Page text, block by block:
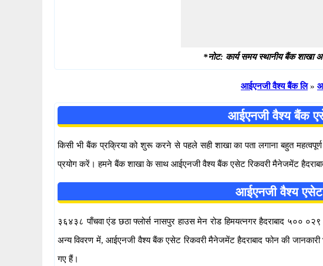
*नोट: कार्य समय स्थानीय बैंक शाखा
आईएनजी वैश्य बैंक लि »
आईएनजी वैश्य बैंक
किसी भी बैंक प्रक्रिया को शुरू करने से पहले सही शाखा का पता लगाना बहुत
प्रयोग करें। हमने बैंक शाखा के साथ आईएनजी वैश्य बैंक एसेट रिकवरी मैनेजमेंट
आईएनजी वैश्य एसेट
३६४३८ पाँचवा एंड छठा फ्लोर्स नासपुर हाउस मेन रोड हिमयत्नगर हैदराबाद ५००
अन्य विवरण में, आईएनजी वैश्य बैंक एसेट रिकवरी मैनेजमेंट हैदराबाद फोन की
गए हैं।